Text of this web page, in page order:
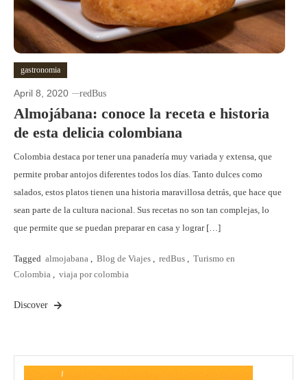
gastronomia
April 8, 2020 redBus
Almojábana: conoce la receta e historia
de esta delicia colombiana
Colombia destaca por tener una panadería muy variada y extensa, que
permite probar antojos diferentes todos los días. Tanto dulces como
salados, estos platos tienen una historia maravillosa detrás, que hace que
sean parte de la cultura nacional. Sus recetas no son tan complejas, lo
que permite que se puedan preparar en casa y lograr […]
Tagged almojabana , Blog de Viajes , redBus , Turismo en
Colombia , viaja por colombia
Discover